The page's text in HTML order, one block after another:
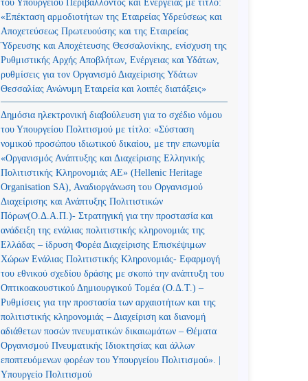
του Υπουργείου Περιβάλλοντος και Ενέργειας με τίτλο:
«Επέκταση αρμοδιοτήτων της Εταιρείας Υδρεύσεως και
Αποχετεύσεως Πρωτευούσης και της Εταιρείας
Ύδρευσης και Αποχέτευσης Θεσσαλονίκης, ενίσχυση της
Ρυθμιστικής Αρχής Αποβλήτων, Ενέργειας και Υδάτων,
ρυθμίσεις για τον Οργανισμό Διαχείρισης Υδάτων
Θεσσαλίας Ανώνυμη Εταιρεία και λοιπές διατάξεις»
Δημόσια ηλεκτρονική διαβούλευση για το σχέδιο νόμου
του Υπουργείου Πολιτισμού με τίτλο: «Σύσταση
νομικού προσώπου ιδιωτικού δικαίου, με την επωνυμία
«Οργανισμός Ανάπτυξης και Διαχείρισης Ελληνικής
Πολιτιστικής Κληρονομιάς ΑΕ» (Hellenic Heritage
Organisation SA), Αναδιοργάνωση του Οργανισμού
Διαχείρισης και Ανάπτυξης Πολιτιστικών
Πόρων(Ο.Δ.Α.Π.)- Στρατηγική για την προστασία και
ανάδειξη της ενάλιας πολιτιστικής κληρονομιάς της
Ελλάδας – ίδρυση Φορέα Διαχείρισης Επισκέψιμων
Χώρων Ενάλιας Πολιτιστικής Κληρονομιάς- Εφαρμογή
του εθνικού σχεδίου δράσης με σκοπό την ανάπτυξη του
Οπτικοακουστικού Δημιουργικού Τομέα (Ο.Δ.Τ.) –
Ρυθμίσεις για την προστασία των αρχαιοτήτων και της
πολιτιστικής κληρονομιάς – Διαχείριση και διανομή
αδιάθετων ποσών πνευματικών δικαιωμάτων – Θέματα
Οργανισμού Πνευματικής Ιδιοκτησίας και άλλων
εποπτευόμενων φορέων του Υπουργείου Πολιτισμού». |
Υπουργείο Πολιτισμού